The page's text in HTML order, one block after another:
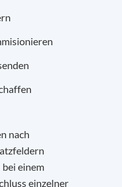
nach
einem
einzelner